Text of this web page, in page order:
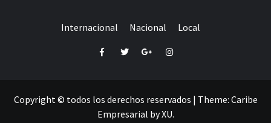
Internacional Nacional Local
FacebookTwitterGoogle+Instagram
Copyright © todos los derechos reservados | Theme: Caribe
Empresarial byXU.